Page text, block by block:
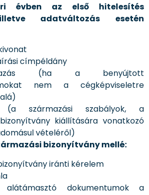
évben az első hitelesítés
adatváltozás esetén
címpéldány
(ha a benyújtott
nem a cégképviseletre
(a származási szabályok, a
kiállítására vonatkozó
vételéről)
bizonyítvány mellé:
iránti kérelem
alátámasztó dokumentumok a